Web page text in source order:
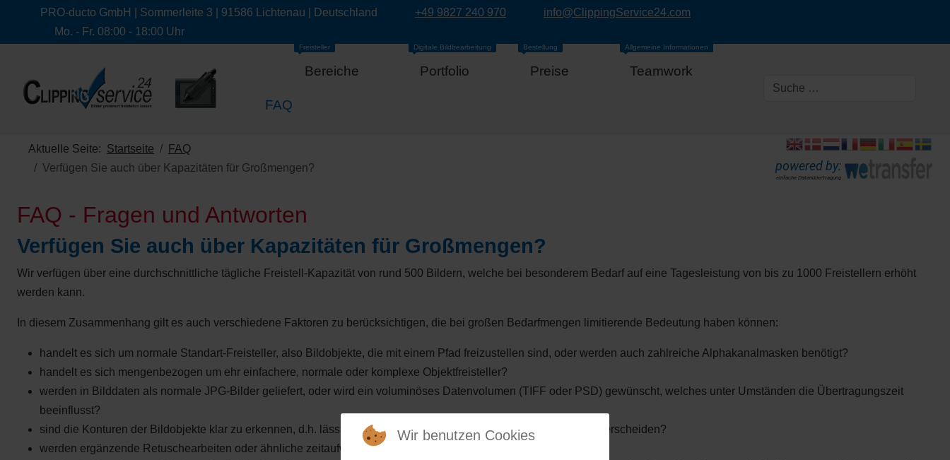
PRO-ducto GmbH | Sommerleite 3 | 91586 Lichtenau | Deutschland +49 9827 240 970
info@ClippingService24.com
Mo. - Fr. 08:00 - 18:00 Uhr
Bereiche
Freisteller
Portfolio
Digitale Bildbearbeitung
Preise
Bestellung
Teamwork
Allgemeine Informationen
FAQ
Aktuelle Seite: Startseite
FAQ
Verfügen Sie auch über Kapazitäten für Großmengen?
powered by:
einfache Datenübertragung
FAQ - Fragen und Antworten
Verfügen Sie auch über Kapazitäten für Großmengen?
Wir verfügen über eine durchschnittliche tägliche Freistell-Kapazität von rund 500 Bildern, welche bei besonderem Bedarf auf eine Tagesleistung von bis zu 1000 Freistellern erhöht
werden kann.
In diesem Zusammenhang gilt es auch verschiedene Faktoren zu berücksichtigen, die bei großen Bedarfmengen limitierende Bedeutung haben können:
handelt es sich um normale Standart-Freisteller, also Bildobjekte, die mit einem Pfad freizustellen sind, oder werden auch zahlreiche Alphakanalmasken benötigt?
handelt es sich mengenbezogen um ehr einfachere, normale oder komplexe Objektfreisteller?
werden in Bilddaten als normale JPG-Bilder geliefert, oder wird ein voluminöses Datenvolumen (TIFF oder PSD) gewünscht, welches unter Umständen die Übertragungszeit
beeinflusst?
sind die Konturen der Bildobjekte klar zu erkennen, d.h. lässt sich der Vordergrund eindeutig vom Hintergrund unterscheiden?
werden ergänzende Retuschearbeiten oder ähnliche zeitaufwendige Bildbearbeitungsaufgaben gewünscht?
Wir benutzen Cookies